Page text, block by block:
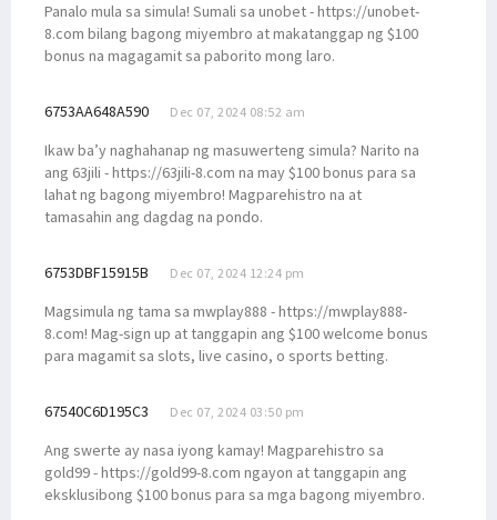
Panalo mula sa simula! Sumali sa unobet - https://unobet-
8.com bilang bagong miyembro at makatanggap ng $100
bonus na magagamit sa paborito mong laro.
6753AA648A590 Dec 07, 2024 08:52 am
Ikaw ba’y naghahanap ng masuwerteng simula? Narito na
ang 63jili - https://63jili-8.com na may $100 bonus para sa
lahat ng bagong miyembro! Magparehistro na at
tamasahin ang dagdag na pondo.
6753DBF15915B Dec 07, 2024 12:24 pm
Magsimula ng tama sa mwplay888 - https://mwplay888-
8.com! Mag-sign up at tanggapin ang $100 welcome bonus
para magamit sa slots, live casino, o sports betting.
67540C6D195C3 Dec 07, 2024 03:50 pm
Ang swerte ay nasa iyong kamay! Magparehistro sa
gold99 - https://gold99-8.com ngayon at tanggapin ang
eksklusibong $100 bonus para sa mga bagong miyembro.